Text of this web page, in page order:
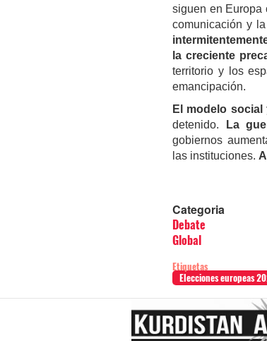
siguen en Europa
comunicación y
la creciente
territorio y los
emancipación.
El modelo
detenido.
La
gobiernos
las instituciones.
Categoria
Debate
Global
Etiquetas
Elecciones europeas